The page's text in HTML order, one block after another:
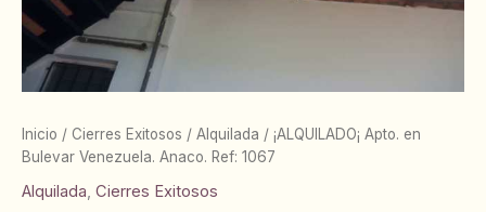
Inicio / Cierres Exitosos / Alquilada / ¡ALQUILADO¡ Apto. en
Bulevar Venezuela. Anaco. Ref: 1067
Alquilada, Cierres Exitosos